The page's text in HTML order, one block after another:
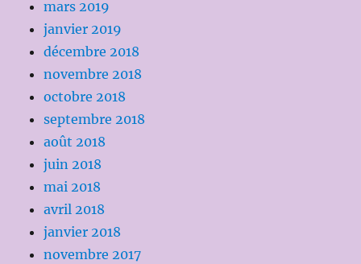
mars 2019
janvier 2019
décembre 2018
novembre 2018
octobre 2018
septembre 2018
août 2018
juin 2018
mai 2018
avril 2018
janvier 2018
novembre 2017